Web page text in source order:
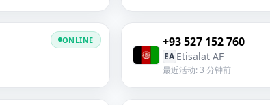
ONLINE +93 527 152 760
EA Etisalat AF
最近活动: 3 分钟前